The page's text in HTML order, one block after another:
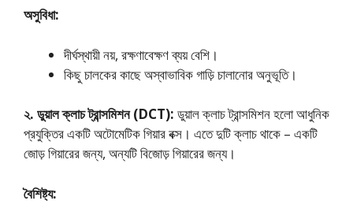
অসুবিধা:
দীর্ঘস্থায়ী নয়, রক্ষণাবেক্ষণ ব্যয় বেশি।
কিছু চালকের কাছে অস্বাভাবিক গাড়ি চালানোর অনুভূতি।
২. ডুয়াল ক্লাচ ট্রান্সমিশন (DCT): ডুয়াল ক্লাচ ট্রান্সমিশন হলো আধুনিক
প্রযুক্তির একটি অটোমেটিক গিয়ার বক্স। এতে দুটি ক্লাচ থাকে – একটি
জোড় গিয়ারের জন্য, অন্যটি বিজোড় গিয়ারের জন্য।
বৈশিষ্ট্য: